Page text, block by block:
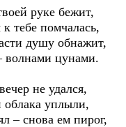
руке бежит,
тебе помчалась,
душу обнажит,
волнами цунами.
не удался,
облака уплыли,
– снова ем пирог,